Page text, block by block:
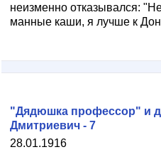
неизменно отказывался:
манные каши, я лучше к
28.01.1916
"Дядюшка профессор" и
Дмитриевич - 7